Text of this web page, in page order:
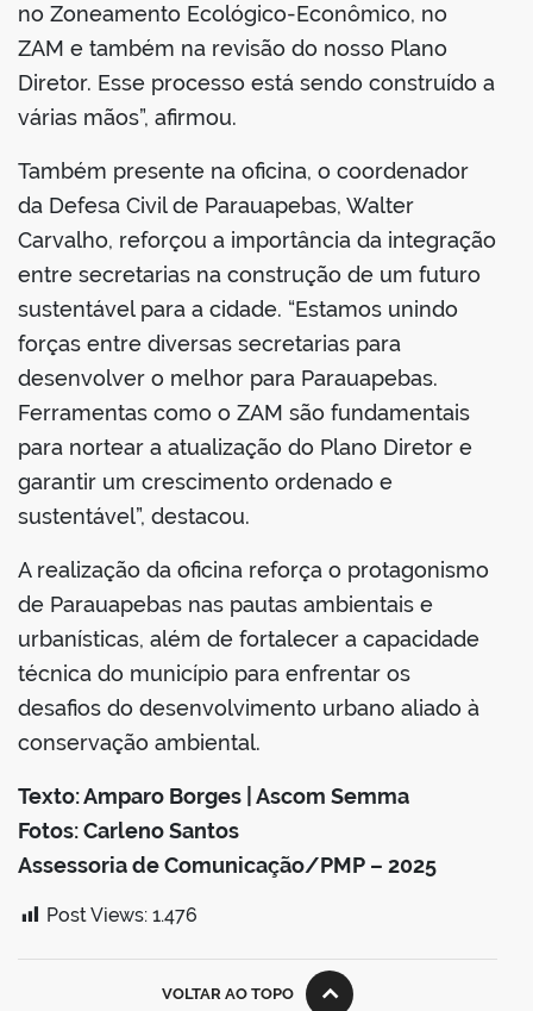
no Zoneamento Ecológico-Econômico, no
ZAM e também na revisão do nosso Plano
Diretor. Esse processo está sendo construído a
várias mãos”, afirmou.
Também presente na oficina, o coordenador
da Defesa Civil de Parauapebas, Walter
Carvalho, reforçou a importância da integração
entre secretarias na construção de um futuro
sustentável para a cidade. “Estamos unindo
forças entre diversas secretarias para
desenvolver o melhor para Parauapebas.
Ferramentas como o ZAM são fundamentais
para nortear a atualização do Plano Diretor e
garantir um crescimento ordenado e
sustentável”, destacou.
A realização da oficina reforça o protagonismo
de Parauapebas nas pautas ambientais e
urbanísticas, além de fortalecer a capacidade
técnica do município para enfrentar os
desafios do desenvolvimento urbano aliado à
conservação ambiental.
Texto: Amparo Borges | Ascom Semma
Fotos: Carleno Santos
Assessoria de Comunicação/PMP – 2025
Post Views: 1.476
VOLTAR AO TOPO